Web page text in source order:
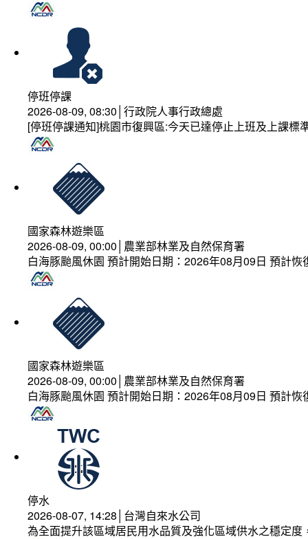
停班停課
2026-08-09, 08:30│行政院人事行政總處
[停班停課通知]桃園市復興區:今天已達停止上班及上課
國家森林遊樂區
2026-08-09, 00:00│農業部林業及自然保育署
白海豚颱風休園 預計開始日期：2026年08月09日 預計
國家森林遊樂區
2026-08-09, 00:00│農業部林業及自然保育署
白海豚颱風休園 預計開始日期：2026年08月09日 預計
停水
2026-08-07, 14:28│台灣自來水公司
為全面提升該區域居民用水品質及強化區域供水之穩定